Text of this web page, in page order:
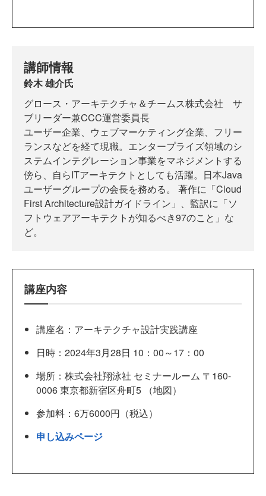
講師情報
鈴木 雄介氏
グロース・アーキテクチャ＆チームス株式会社 サ
ブリーダー兼CCC運営委員長
ユーザー企業、ウェブマーケティング企業、フリー
ランスなどを経て現職。エンタープライズ領域のシ
ステムインテグレーション事業をマネジメントする
傍ら、自らITアーキテクトとしても活躍。日本Java
ユーザーグループの会長を務める。 著作に「Cloud
First Architecture設計ガイドライン」、監訳に「ソ
フトウェアアーキテクトが知るべき97のこと」な
ど。
講座内容
講座名：アーキテクチャ設計実践講座
日時：2024年3月28日 10：00～17：00
場所：株式会社翔泳社 セミナールーム 〒160-
0006 東京都新宿区舟町5 （地図）
参加料：6万6000円（税込）
申し込みページ